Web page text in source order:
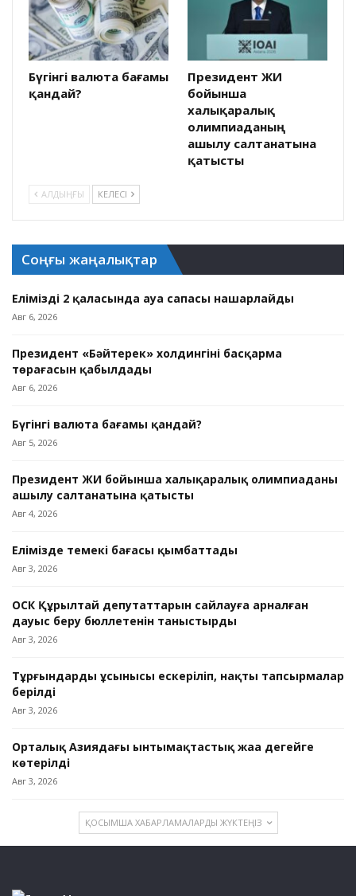
Бүгінгі валюта бағамы
қандай?
Президент ЖИ
бойынша
халықаралық
олимпиаданың
ашылу салтанатына
қатысты
АЛДЫҢҒЫ КЕЛЕСІ
Соңғы жаңалықтар
Еліміздің 2 қаласында ауа сапасы нашарлайды
Авг 6, 2026
Президент «Бәйтерек» холдингінің басқарма
төрағасын қабылдады
Авг 6, 2026
Бүгінгі валюта бағамы қандай?
Авг 5, 2026
Президент ЖИ бойынша халықаралық олимпиаданың
ашылу салтанатына қатысты
Авг 4, 2026
Елімізде темекі бағасы қымбаттады
Авг 3, 2026
ОСК Құрылтай депутаттарын сайлауға арналған
дауыс беру бюллетенін таныстырды
Авг 3, 2026
Тұрғындардың ұсынысы ескеріліп, нақты тапсырмалар
берілді
Авг 3, 2026
Орталық Азиядағы ынтымақтастық жаңа деңгейге
көтерілді
Авг 3, 2026
ҚОСЫМША ХАБАРЛАМАЛАРДЫ ЖҮКТЕҢІЗ